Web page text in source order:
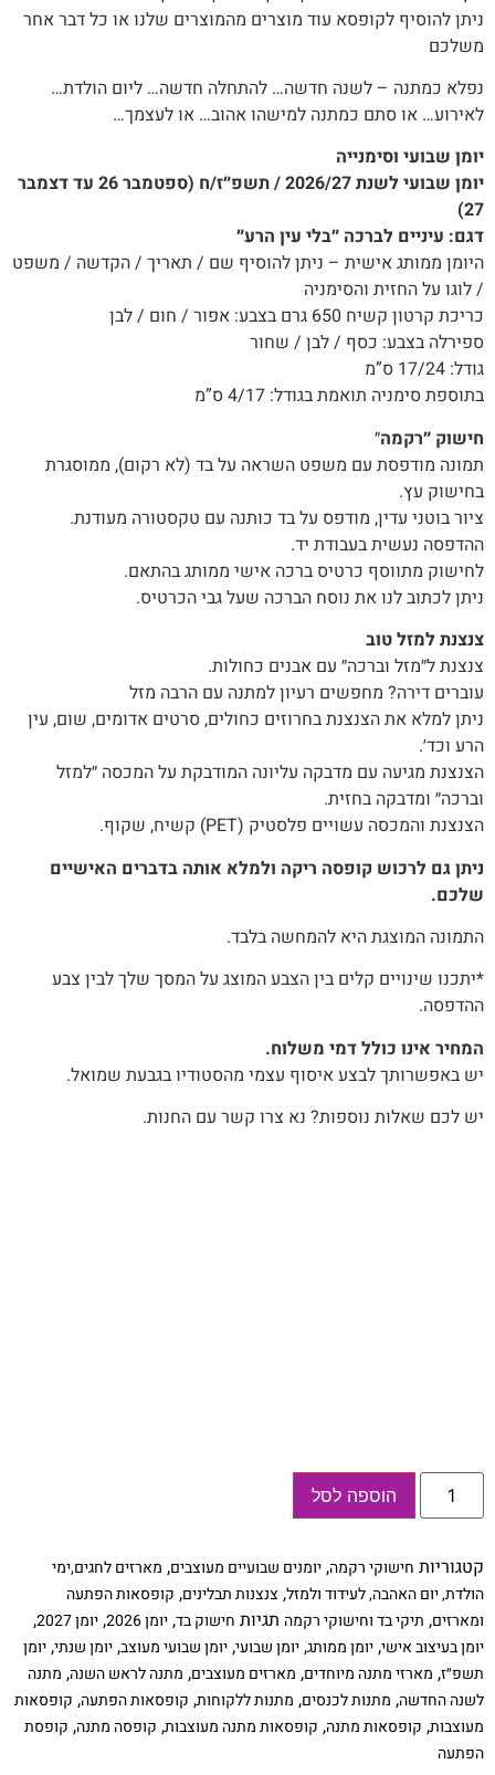
ניתן להוסיף לקופסא עוד מוצרים מהמוצרים שלנו או כל דבר אחר
משלכם
נפלא כמתנה – לשנה חדשה… להתחלה חדשה… ליום הולדת…
לאירוע… או סתם כמתנה למישהו אהוב… או לעצמך…
יומן שבועי וסימנייה
יומן שבועי לשנת 2026/27 / תשפ״ז/ח (ספטמבר 26 עד דצמבר
27)
דגם: עיניים לברכה ״בלי עין הרע״
היומן ממותג אישית – ניתן להוסיף שם / תאריך / הקדשה / משפט
/ לוגו על החזית והסימניה
כריכת קרטון קשיח 650 גרם בצבע: אפור / חום / לבן
ספירלה בצבע: כסף / לבן / שחור
גודל: 17/24 ס”מ
בתוספת סימניה תואמת בגודל: 4/17 ס”מ
חישוק ״רקמה״
תמונה מודפסת עם משפט השראה על בד (לא רקום), ממוסגרת
בחישוק עץ.
ציור בוטני עדין, מודפס על בד כותנה עם טקסטורה מעודנת.
ההדפסה נעשית בעבודת יד.
לחישוק מתווסף כרטיס ברכה אישי ממותג בהתאם.
ניתן לכתוב לנו את נוסח הברכה שעל גבי הכרטיס.
צנצנת למזל טוב
צנצנת ל״מזל וברכה״ עם אבנים כחולות.
עוברים דירה? מחפשים רעיון למתנה עם הרבה מזל
ניתן למלא את הצנצנת בחרוזים כחולים, סרטים אדומים, שום, עין
הרע וכד׳.
הצנצנת מגיעה עם מדבקה עליונה המודבקת על המכסה ״למזל
וברכה״ ומדבקה בחזית.
הצנצנת והמכסה עשויים פלסטיק (PET) קשיח, שקוף.
ניתן גם לרכוש קופסה ריקה ולמלא אותה בדברים האישיים
שלכם.
התמונה המוצגת היא להמחשה בלבד.
*יתכנו שינויים קלים בין הצבע המוצג על המסך שלך לבין צבע
ההדפסה.
המחיר אינו כולל דמי משלוח.
יש באפשרותך לבצע איסוף עצמי מהסטודיו בגבעת שמואל.
יש לכם שאלות נוספות? נא צרו קשר עם החנות.
כמות
קופסת
ממותגת
בתוספת
יומן
שבועי,
צנצנת
עם
אבנים
כחולות
וחישוק
עם
הדפס
על
הוספה לסל
קטגוריותחישוקי רקמה,יומנים שבועיים מעוצבים,מארזים לחגים,ימי
הולדת, יום האהבה, לעידוד ולמזל,צנצנות תבלינים,קופסאות הפתעה
ומארזים,תיקי בד וחישוקי רקמה תגיותחישוק בד,יומן 2026 ,יומן 2027 ,
יומן בעיצוב אישי,יומן ממותג,יומן שבועי,יומן שבועי מעוצב,יומן שנתי,יומן
תשפ״ז,מארזי מתנה מיוחדים,מארזים מעוצבים,מתנה לראש השנה,מתנה
לשנה החדשה,מתנות לכנסים,מתנות ללקוחות,קופסאות הפתעה,קופסאות
מעוצבות,קופסאות מתנה,קופסאות מתנה מעוצבות,קופסה מתנה,קופסת
הפתעה